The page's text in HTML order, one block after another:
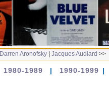
Darren Aronofsky| Jacques Audiard >>
1980-1989 | 1990-1999 |